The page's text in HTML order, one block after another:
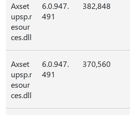
Axset
upsp.r
esour
ces.dll
6.0.947.
491
382,848
Axset
upsp.r
esour
ces.dll
6.0.947.
491
370,560